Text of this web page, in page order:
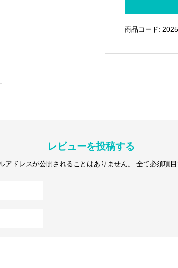
ク
商品コード:
レビューを投稿する
アドレスが公開されることはありません。 全て必須項目